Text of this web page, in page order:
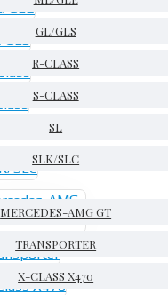
GL/GLS
R-CLASS
S-CLASS
SL
SLK/SLC
MERCEDES-AMG GT
TRANSPORTER
X-CLASS X470